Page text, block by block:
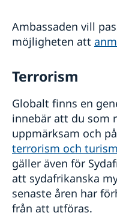
Ambassaden vill
möjligheten att
Terrorism
Globalt finns en
innebär att du som
uppmärksam och
terrorism och turism
gäller även för
att sydafrikanska
senaste åren har
från att utföras.